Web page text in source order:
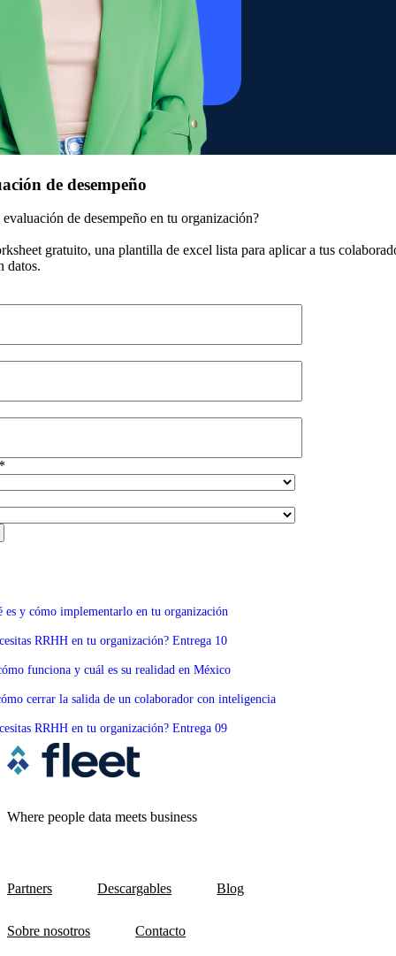
de desempeño
de desempeño en tu organización?
gratuito, una plantilla de excel lista para aplicar a tus
datos.
es y cómo implementarlo en tu organización
RRHH en tu organización? Entrega 10
funciona y cuál es su realidad en México
cerrar la salida de un colaborador con inteligencia
RRHH en tu organización? Entrega 09
Where people data meets business
Partners Descargables Blog
Sobre nosotros Contacto